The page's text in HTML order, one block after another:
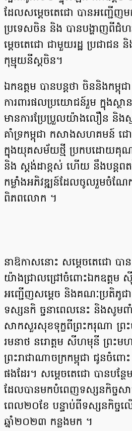
ដែលសម្តេចតេជោ បានអញ្ជើញម
ប្រទេសចិន និង បានបង្ហាញពីជំ
ម្តេចតេជោ ជាមួយរដ្ឋ ប្រជាជន
កុម្មុយនីស្តចិន។
ឯកឧត្តម បានបន្តថា ចិននិងកម្ពុជា
ការពារផលប្រយោជន៍រួម ក្នុងស្ថ
មានការប្រែប្រួលយ៉ាងលឿន និង
គាំទ្រកម្ពុជា កសាងសហគមន៍ ជោ
ក្នុងយុគសម័យថ្មី ប្រកបដោយគុណ
និង ស្តង់ដាខ្ពស់ ហើយ នឹងបន្តពត
កម្លាំងអភិវឌ្ឍន៍ដែលចូលរួមចំណែក
ពិភពលោក ។
នាឱកាសនោះ សម្តេចតេជោ ប
យ៉ាងជ្រាលជ្រៅចំពោះឯកឧត្តម
អញ្ជើញសម្តេច និងគណៈប្រតិភូជ
ទស្សនកិ ច្ចនាពេលនេះ និងសូមពាំ
សាកសួរសុខទុក្ខពីព្រះករុណា ព្រះ
រមនាថ នរោត្តម សីហមុនី ព្រះមហ
ព្រះរាជាណាចក្រកម្ពុជា ជូនចំពោ
ផងដែរ។ សម្តេចតេជោ បានបន្ថ
ដែលបានមកបំពេញទស្សនកិច្ចសា
ពេល២០ខែ បន្ទាប់ពីទស្សនកិច្ចល
ឆ្នាំ២០២៣ កន្លងមក ។